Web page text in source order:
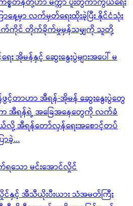
ကစ္စတန်တို့ဟာ မက္ကာ ပူးတွဲကာကွယ်ရေး
မှာ လက်မှတ်ရေးထိုးခဲ့ပြီး နိုင်ငံသုံး
ကိုင် တိုက်ခိုက်မှုမှန်သမျှကို သူတို့
း အိုမန်နှင့် ဆွေးနွေးပွဲများအပေါ် မ
င့်တာဟာ အီရန်-အိုမန် ဆွေးနွေးပွဲတွေ
အီရန်ရဲ့ အခြေအနေတွေကို လက်ခံ
လို့ အီရန်တော်လှန်ရေးအစောင့်တပ်
ခဲ့...
ရသော မင်းအောင်လှိုင်
လှိုင်နှင့် အီသီယိုးပီးယား သံအမတ်ကြီး